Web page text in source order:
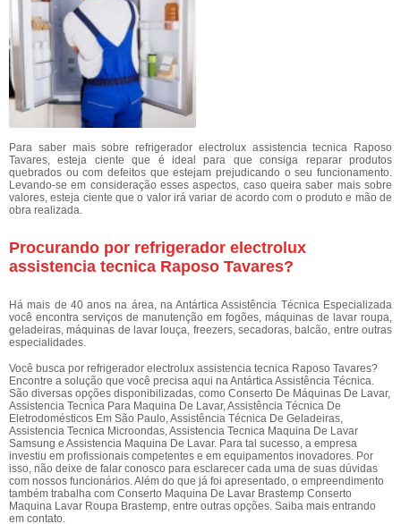
Para saber mais sobre refrigerador electrolux assistencia tecnica Raposo
Tavares, esteja ciente que é ideal para que consiga reparar produtos
quebrados ou com defeitos que estejam prejudicando o seu funcionamento.
Levando-se em consideração esses aspectos, caso queira saber mais sobre
valores, esteja ciente que o valor irá variar de acordo com o produto e mão de
obra realizada.
Procurando por refrigerador electrolux
assistencia tecnica Raposo Tavares?
Há mais de 40 anos na área, na Antártica Assistência Técnica Especializada
você encontra serviços de manutenção em fogões, máquinas de lavar roupa,
geladeiras, máquinas de lavar louça, freezers, secadoras, balcão, entre outras
especialidades.
Você busca por refrigerador electrolux assistencia tecnica Raposo Tavares?
Encontre a solução que você precisa aqui na Antártica Assistência Técnica.
São diversas opções disponibilizadas, como Conserto De Máquinas De Lavar,
Assistencia Tecnica Para Maquina De Lavar, Assistência Técnica De
Eletrodomésticos Em São Paulo, Assistência Técnica De Geladeiras,
Assistencia Tecnica Microondas, Assistencia Tecnica Maquina De Lavar
Samsung e Assistencia Maquina De Lavar. Para tal sucesso, a empresa
investiu em profissionais competentes e em equipamentos inovadores. Por
isso, não deixe de falar conosco para esclarecer cada uma de suas dúvidas
com nossos funcionários. Além do que já foi apresentado, o empreendimento
também trabalha com Conserto Maquina De Lavar Brastemp Conserto
Maquina Lavar Roupa Brastemp, entre outras opções. Saiba mais entrando
em contato.